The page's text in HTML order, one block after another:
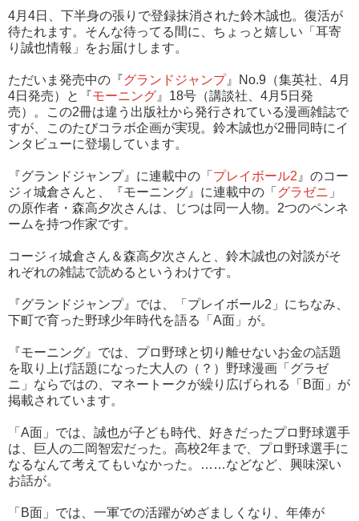
4月4日、下半身の張りで登録抹消された鈴木誠也。復活が
待たれます。そんな待ってる間に、ちょっと嬉しい「耳寄
り誠也情報」をお届けします。
ただいま発売中の『グランドジャンプ』No.9（集英社、4月
4日発売）と『モーニング 』18号（講談社、4月5日発
売）。この2冊は違う出版社から発行されている漫画雑誌で
すが、このたびコラボ企画が実現。鈴木誠也が2冊同時にイ
ンタビューに登場しています。
『グランドジャンプ』に連載中の「 プレイボール2 』のコー
ジィ城倉さんと、『モーニング』に連載中の「 グラゼニ 」
の原作者・森高夕次さんは、じつは同一人物。2つのペンネ
ームを持つ作家です。
コージィ城倉さん＆森高夕次さんと、鈴木誠也の対談がそ
れぞれの雑誌で読めるというわけです。
『グランドジャンプ』では、「プレイボール2」にちなみ、
下町で育った野球少年時代を語る「A面」が。
『モーニング』では、プロ野球と切り離せないお金の話題
を取り上げ話題になった大人の（？）野球漫画「グラゼ
ニ」ならではの、マネートークが繰り広げられる「B面」が
掲載されています。
「A面」では、誠也が子ども時代、好きだったプロ野球選手
は、巨人の二岡智宏だった。高校2年まで、プロ野球選手に
なるなんて考えてもいなかった。……などなど、興味深い
お話が。
「B面」では、一軍での活躍がめざましくなり、年俸が